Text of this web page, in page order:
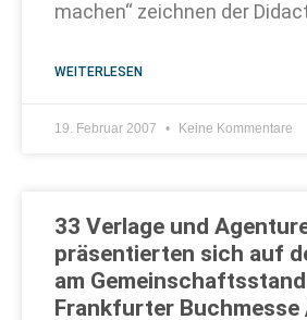
machen“ zeichnen der
WEITERLESEN
19. Februar 2007 Keine Kommentare
33 Verlage und
präsentierten sich auf
am
Frankfurter Buchmesse